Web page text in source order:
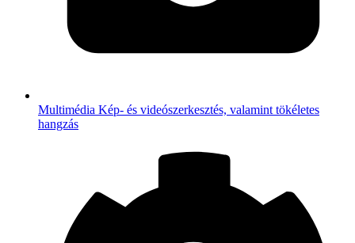
Multimédia Kép- és videószerkesztés, valamint tökéletes
hangzás